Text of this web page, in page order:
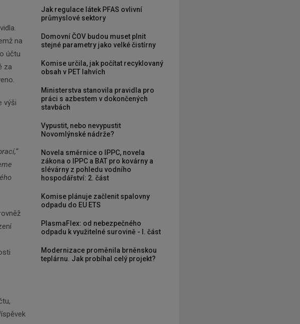
na
účtu
za
výši
Jak regulace látek PFAS ovlivní
průmyslové sektory
Domovní ČOV budou muset plnit
stejné parametry jako velké čistírny
Komise určila, jak počítat recyklovaný
obsah v PET lahvích
Ministerstva stanovila pravidla pro
práci s azbestem v dokončených
stavbách
Vypustit, nebo nevypustit
Novomlýnské nádrže?
Novela směrnice o IPPC, novela
zákona o IPPC a BAT pro kovárny a
slévárny z pohledu vodního
hospodářství: 2. část
Komise plánuje začlenit spalovny
odpadu do EU ETS
PlasmaFlex: od nebezpečného
odpadu k využitelné surovině - I. část
Modernizace proměnila brněnskou
teplárnu. Jak probíhal celý projekt?